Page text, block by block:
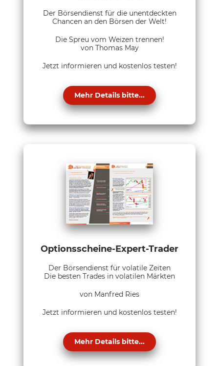
Der Börsendienst für die unentdeckten
Chancen an den Börsen der Welt!
Die Spreu vom Weizen trennen!
von Thomas May
Jetzt informieren und kostenlos testen!
Mehr Details bitte...
Optionsscheine-Expert-Trader
Der Börsendienst für volatile Zeiten
Die besten Trades in volatilen Märkten
von Manfred Ries
Jetzt informieren und kostenlos testen!
Mehr Details bitte...